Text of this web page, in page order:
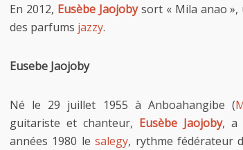
En 2012, Eusèbe Jaojobysort « Mila anao »,
des parfums jazzy.
Eusebe Jaojoby
Né le 29 juillet 1955 à Anboahangibe (
guitariste et chanteur, Eusèbe Jaojoby, a
années 1980 lesalegy, rythme fédérateur